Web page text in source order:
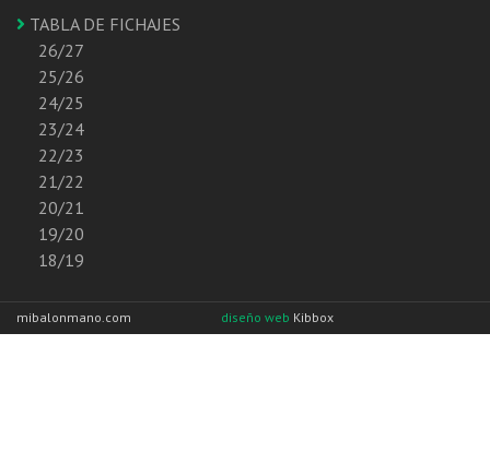
TABLA DE FICHAJES
26/27
25/26
24/25
23/24
22/23
21/22
20/21
19/20
18/19
mibalonmano.com diseño web Kibbox